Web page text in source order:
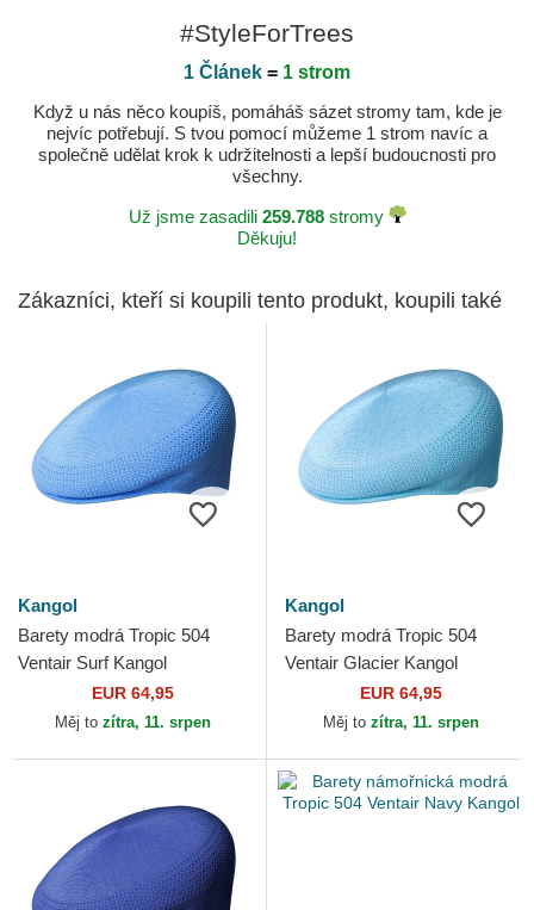
#StyleForTrees
1 Článek = 1 strom
Když u nás něco koupíš, pomáháš sázet stromy tam, kde je
nejvíc potřebují. S tvou pomocí můžeme 1 strom navíc a
společně udělat krok k udržitelnosti a lepší budoucnosti pro
všechny.
Už jsme zasadili 259.788stromy
Děkuju!
Zákazníci, kteří si koupili tento produkt, koupili také
Kangol
Barety modrá Tropic 504
Ventair Surf Kangol
EUR 64,95
Měj to zítra, 11. srpen
Kangol
Barety modrá Tropic 504
Ventair Glacier Kangol
EUR 64,95
Měj to zítra, 11. srpen